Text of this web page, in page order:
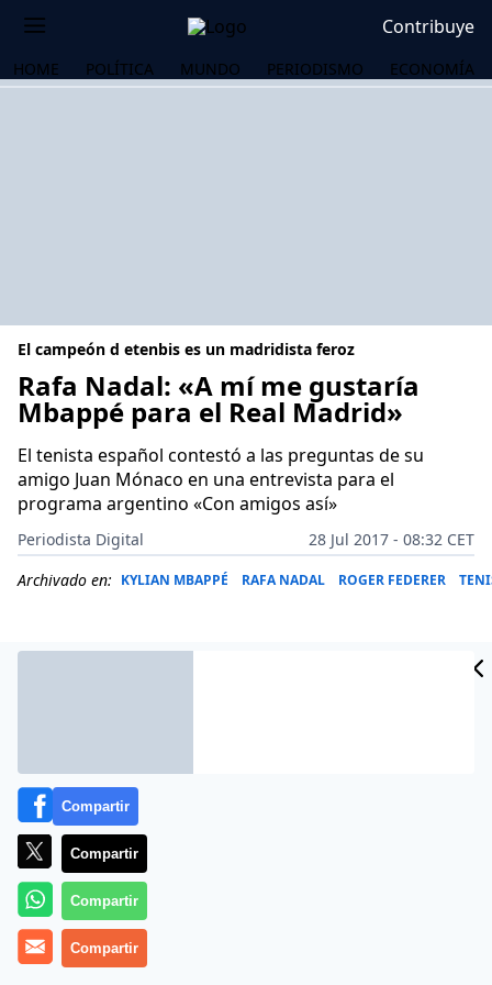
Contribuye
HOME POLÍTICA MUNDO PERIODISMO ECONOMÍA
El campeón d etenbis es un madridista feroz
Rafa Nadal: «A mí me gustaría
Mbappé para el Real Madrid»
El tenista español contestó a las preguntas de su
amigo Juan Mónaco en una entrevista para el
programa argentino «Con amigos así»
Periodista Digital
28 Jul 2017 - 08:32 CET
Archivado en: KYLIAN MBAPPÉ RAFA NADAL ROGER FEDERER
Más información
Compartir
Compartir
Compartir
Compartir